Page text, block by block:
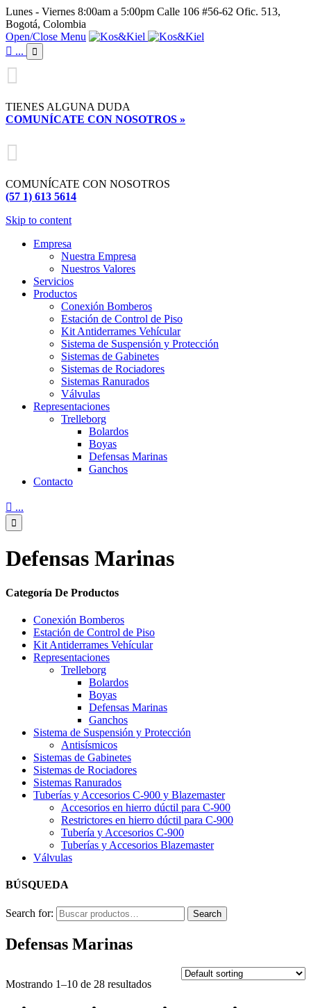
Lunes - Viernes 8:00am a 5:00pm Calle 106 #56-62 Ofic. 513,
Bogotá, Colombia
Open/Close Menu
 ... 

TIENES ALGUNA DUDA
COMUNÍCATE CON NOSOTROS »

COMUNÍCATE CON NOSOTROS
(57 1) 613 5614
Skip to content
Empresa
Nuestra Empresa
Nuestros Valores
Servicios
Productos
Conexión Bomberos
Estación de Control de Piso
Kit Antiderrames Vehícular
Sistema de Suspensión y Protección
Sistemas de Gabinetes
Sistemas de Rociadores
Sistemas Ranurados
Válvulas
Representaciones
Trelleborg
Bolardos
Boyas
Defensas Marinas
Ganchos
Contacto
 ...

Defensas Marinas
Categoría De Productos
Conexión Bomberos
Estación de Control de Piso
Kit Antiderrames Vehícular
Representaciones
Trelleborg
Bolardos
Boyas
Defensas Marinas
Ganchos
Sistema de Suspensión y Protección
Antisísmicos
Sistemas de Gabinetes
Sistemas de Rociadores
Sistemas Ranurados
Tuberías y Accesorios C-900 y Blazemaster
Accesorios en hierro dúctil para C-900
Restrictores en hierro dúctil para C-900
Tubería y Accesorios C-900
Tuberías y Accesorios Blazemaster
Válvulas
BÚSQUEDA
Search for: Search
Defensas Marinas
Mostrando 1–10 de 28 resultados